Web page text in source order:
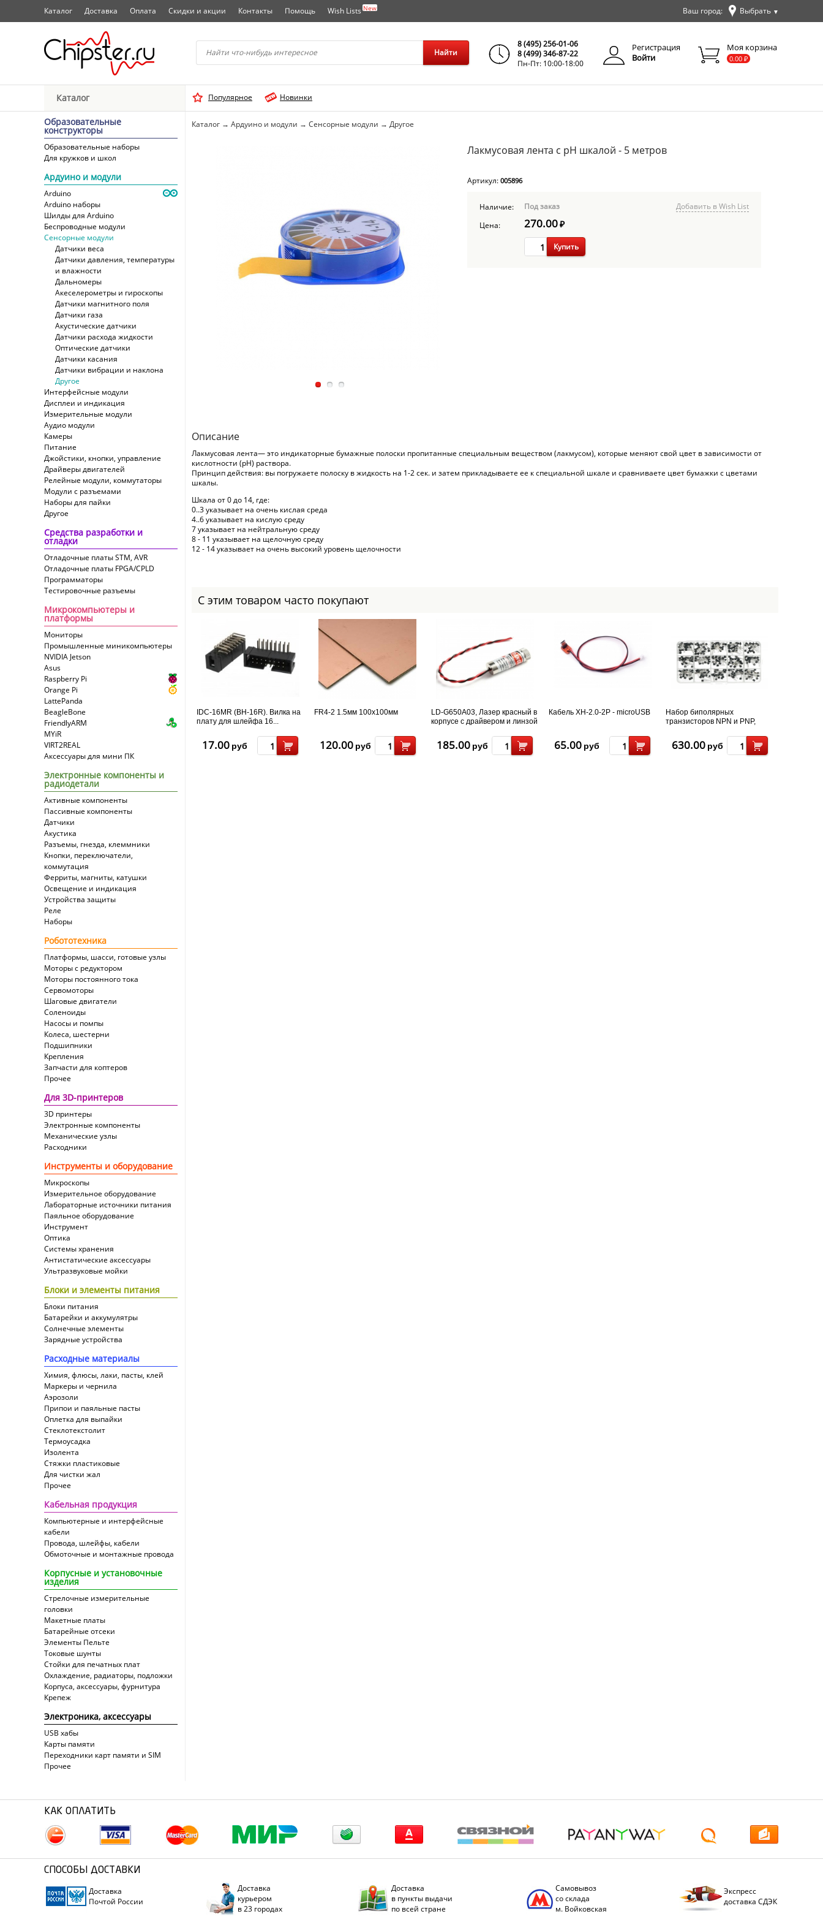
Начните водить название города..
Каталог Доставка Оплата Скидки и акции Контакты Помощь Wish Lists New Ваш город: Выбрать ▼
Найти
8 (495) 256-01-06
8 (499) 346-87-22
Пн-Пт: 10:00-18:00
Регистрация
Войти
Моя корзина
0.00 ₽
Каталог Популярное Новинки
Образовательные
конструкторы
Образовательные наборы
Для кружков и школ
Ардуино и модули
Arduino
Arduino наборы
Шилды для Arduino
Беспроводные модули
Сенсорные модули
Датчики веса
Датчики давления, температуры
и влажности
Дальномеры
Акеселерометры и гироскопы
Датчики магнитного поля
Датчики газа
Акустические датчики
Датчики расхода жидкости
Оптические датчики
Датчики касания
Датчики вибрации и наклона
Другое
Интерфейсные модули
Дисплеи и индикация
Измерительные модули
Аудио модули
Камеры
Питание
Джойстики, кнопки, управление
Драйверы двигателей
Релейные модули, коммутаторы
Модули с разъемами
Наборы для пайки
Другое
Средства разработки и
отладки
Отладочные платы STM, AVR
Отладочные платы FPGA/CPLD
Программаторы
Тестировочные разъемы
Микрокомпьютеры и
платформы
Мониторы
Промышленные миникомпьютеры
NVIDIA Jetson
Asus
Raspberry Pi
Orange Pi
LattePanda
BeagleBone
FriendlyARM
MYiR
VIRT2REAL
Аксессуары для мини ПК
Электронные компоненты и
радиодетали
Активные компоненты
Пассивные компоненты
Датчики
Акустика
Разъемы, гнезда, клеммники
Кнопки, переключатели,
коммутация
Ферриты, магниты, катушки
Освещение и индикация
Устройства защиты
Реле
Наборы
Робототехника
Платформы, шасси, готовые узлы
Моторы с редуктором
Моторы постоянного тока
Сервомоторы
Шаговые двигатели
Соленоиды
Насосы и помпы
Колеса, шестерни
Подшипники
Крепления
Запчасти для коптеров
Прочее
Для 3D-принтеров
3D принтеры
Электронные компоненты
Механические узлы
Расходники
Инструменты и оборудование
Микроскопы
Измерительное оборудование
Лабораторные источники питания
Паяльное оборудование
Инструмент
Оптика
Системы хранения
Антистатические аксессуары
Ультразвуковые мойки
Блоки и элементы питания
Блоки питания
Батарейки и аккумулятры
Солнечные элементы
Зарядные устройства
Расходные материалы
Химия, флюсы, лаки, пасты, клей
Маркеры и чернила
Аэрозоли
Припои и паяльные пасты
Оплетка для выпайки
Cтеклотекстолит
Термоусадка
Изолента
Стяжки пластиковые
Для чистки жал
Прочее
Кабельная продукция
Компьютерные и интерфейсные
кабели
Провода, шлейфы, кабели
Обмоточные и монтажные провода
Корпусные и установочные
изделия
Стрелочные измерительные
головки
Макетные платы
Батарейные отсеки
Элементы Пельте
Токовые шунты
Стойки для печатных плат
Охлаждение, радиаторы, подложки
Корпуса, аксессуары, фурнитура
Крепеж
Электроника, аксессуары
USB хабы
Карты памяти
Переходники карт памяти и SIM
Прочее
Каталог → Ардуино и модули → Сенсорные модули → Другое
Лакмусовая лента с pH шкалой - 5 метров
Артикул: 005896
Наличие: Под заказ
Добавить в Wish List
Цена:
270.00₽
Купить
Описание
Лакмусовая лента— это индикаторные бумажные полоски пропитанные специальным веществом (лакмусом), которые меняют свой цвет в зависимости от
кислотности (pH) раствора.
Принцип действия: вы погружаете полоску в жидкость на 1-2 сек. и затем прикладываете ее к специальной шкале и сравниваете цвет бумажки с цветами
шкалы.
Шкала от 0 до 14, где:
0..3 указывает на очень кислая среда
4..6 указывает на кислую среду
7 указывает на нейтральную среду
8 - 11 указывает на щелочную среду
12 - 14 указывает на очень высокий уровень щелочности
С этим товаром часто покупают
IDC-16MR (BH-16R). Вилка на
плату для шлейфа 16...
17.00 руб
FR4-2 1.5мм 100x100мм
120.00 руб
LD-G650A03, Лазер красный в
корпусе с драйвером и линзой
185.00 руб
Кабель XH-2.0-2P - microUSB
65.00 руб
Набор биполярных
транзисторов NPN и PNP,
630.00 руб
КАК ОПЛАТИТЬ
СПОСОБЫ ДОСТАВКИ
Доставка
Почтой России
Доставка
курьером
в 23 городах
Доставка
в пункты выдачи
по всей стране
Самовывоз
со склада
м. Войковская
Экспресс
доставка СДЭК